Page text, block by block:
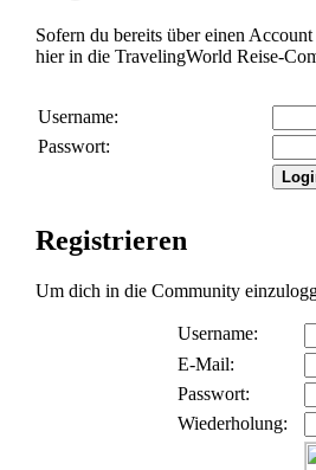
Sofern du bereits über einen
hier in die TravelingWorld Reise-
Username:
Passwort:
Registrieren
Um dich in die Community
Username:
E-Mail:
Passwort:
Wiederholung: